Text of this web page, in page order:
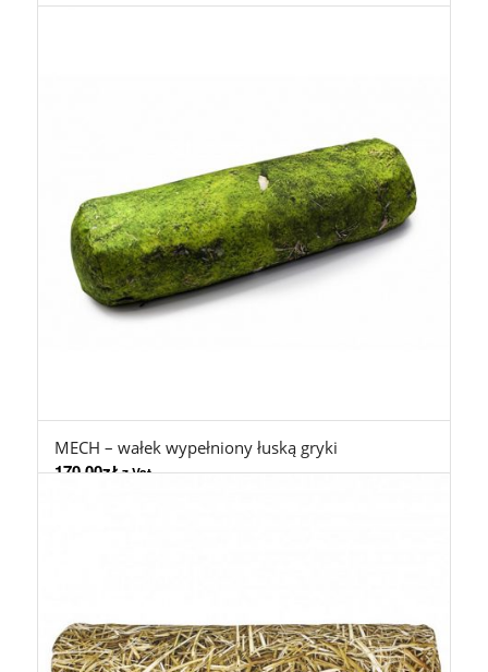
MECH – wałek wypełniony łuską gryki
170,00zł z Vat